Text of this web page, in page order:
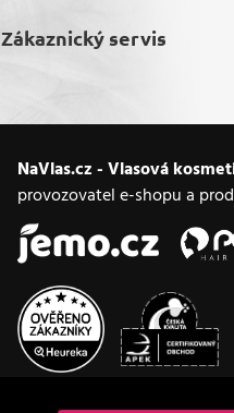
Zákaznický servis
NaVlas.cz - Vlasová
provozovatel e-shopu a